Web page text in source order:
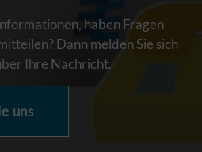
haben Fragen
Dann melden Sie sich
Ihre Nachricht.
uns